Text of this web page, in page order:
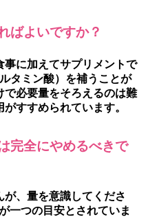
ばよいですか？
に加えてサプリメントで
タミン酸）を補うことが
で必要量をそろえるのは難
すすめられています。
完全にやめるべきで
、量を意識してくださ
一つの目安とされていま